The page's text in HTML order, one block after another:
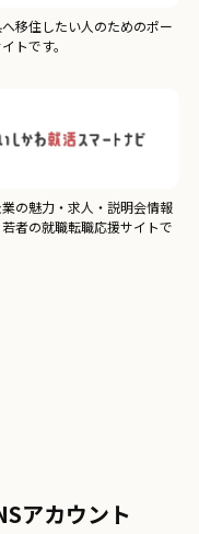
移住したい人のためのポー
トです。
の魅力・求人・説明会情報
者の就職転職応援サイトで
アカウント